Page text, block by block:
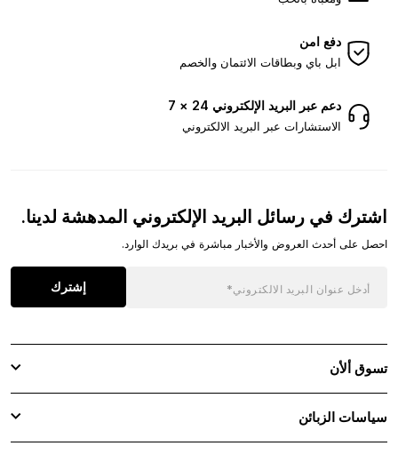
دفع امن
ابل باي وبطاقات الائتمان والخصم
دعم عبر البريد الإلكتروني 24 × 7
الاستشارات عبر البريد الالكتروني
اشترك في رسائل البريد الإلكتروني المدهشة لدينا.
احصل على أحدث العروض والأخبار مباشرة في بريدك الوارد.
إشترك
تسوق ألأن
سياسات الزبائن